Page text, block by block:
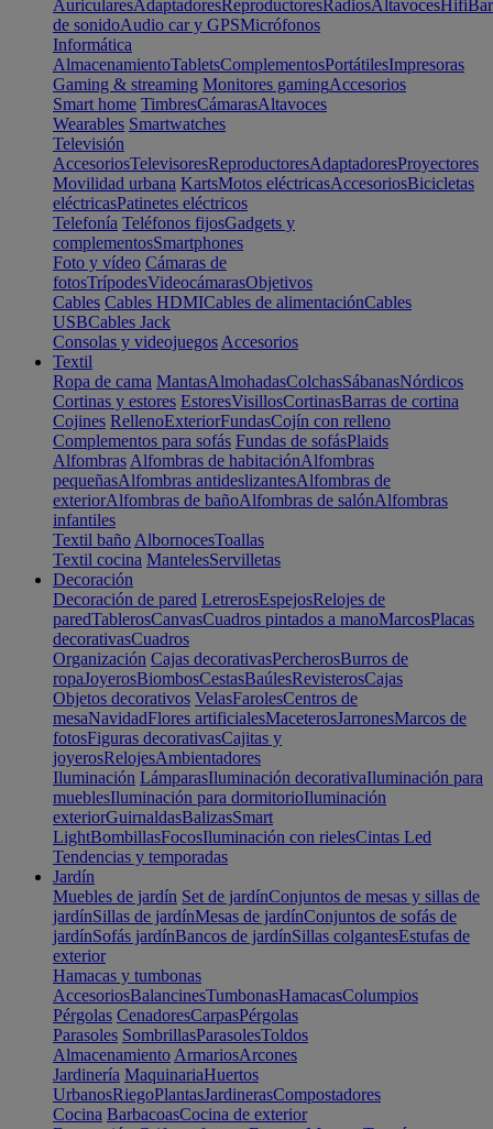
AuricularesAdaptadoresReproductoresRadiosAltavocesHifi
de sonidoAudio car y GPSMicrófonos
Informática
AlmacenamientoTabletsComplementosPortátilesImpresoras
Gaming & streaming Monitores gamingAccesorios
Smart home TimbresCámarasAltavoces
Wearables Smartwatches
Televisión
AccesoriosTelevisoresReproductoresAdaptadoresProyectores
Movilidad urbana KartsMotos eléctricasAccesoriosBicicletas
eléctricasPatinetes eléctricos
Telefonía Teléfonos fijosGadgets y
complementosSmartphones
Foto y vídeo Cámaras de
fotosTrípodesVideocámarasObjetivos
Cables Cables HDMICables de alimentaciónCables
USBCables Jack
Consolas y videojuegos Accesorios
Textil
Ropa de cama MantasAlmohadasColchasSábanasNórdicos
Cortinas y estores EstoresVisillosCortinasBarras de cortina
Cojines RellenoExteriorFundasCojín con relleno
Complementos para sofás Fundas de sofásPlaids
Alfombras Alfombras de habitaciónAlfombras
pequeñasAlfombras antideslizantesAlfombras de
exteriorAlfombras de bañoAlfombras de salónAlfombras
infantiles
Textil baño AlbornocesToallas
Textil cocina MantelesServilletas
Decoración
Decoración de pared LetrerosEspejosRelojes de
paredTablerosCanvasCuadros pintados a manoMarcosPlacas
decorativasCuadros
Organización Cajas decorativasPercherosBurros de
ropaJoyerosBiombosCestasBaúlesRevisterosCajas
Objetos decorativos VelasFarolesCentros de
mesaNavidadFlores artificialesMaceterosJarronesMarcos de
fotosFiguras decorativasCajitas y
joyerosRelojesAmbientadores
Iluminación LámparasIluminación decorativaIluminación para
mueblesIluminación para dormitorioIluminación
exteriorGuirnaldasBalizasSmart
LightBombillasFocosIluminación con rielesCintas Led
Tendencias y temporadas
Jardín
Muebles de jardín Set de jardínConjuntos de mesas y sillas de
jardínSillas de jardínMesas de jardínConjuntos de sofás de
jardínSofás jardínBancos de jardínSillas colgantesEstufas de
exterior
Hamacas y tumbonas
AccesoriosBalancinesTumbonasHamacasColumpios
Pérgolas CenadoresCarpasPérgolas
Parasoles SombrillasParasolesToldos
Almacenamiento ArmariosArcones
Jardinería MaquinariaHuertos
UrbanosRiegoPlantasJardinerasCompostadores
Cocina BarbacoasCocina de exterior